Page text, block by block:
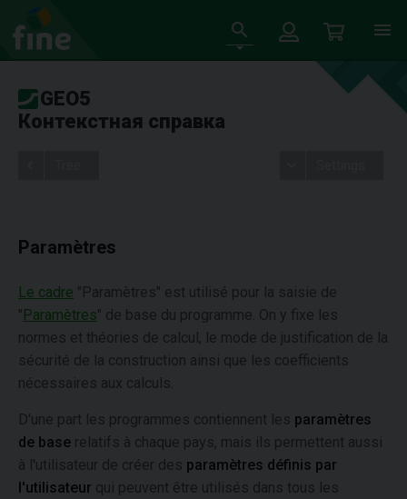
GEO5
Контекстная справка
Paramètres
Le cadre "Paramètres" est utilisé pour la saisie de
"Paramètres" de base du programme. On y fixe les
normes et théories de calcul, le mode de justification de la
sécurité de la construction ainsi que les coefficients
nécessaires aux calculs.
D'une part les programmes contiennent les paramètres
de base relatifs à chaque pays, mais ils permettent aussi
à l'utilisateur de créer des paramètres définis par
l'utilisateur qui peuvent être utilisés dans tous les